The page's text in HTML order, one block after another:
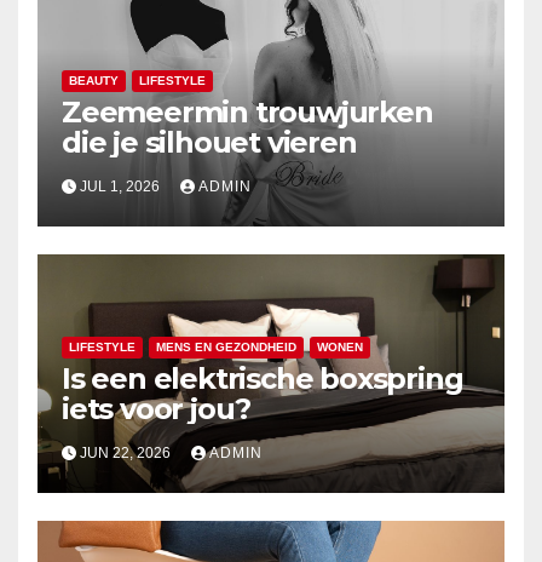
BEAUTY LIFESTYLE
Zeemeermin trouwjurken
die je silhouet vieren
JUL 1, 2026 ADMIN
LIFESTYLE MENS EN GEZONDHEID WONEN
Is een elektrische boxspring
iets voor jou?
JUN 22, 2026 ADMIN